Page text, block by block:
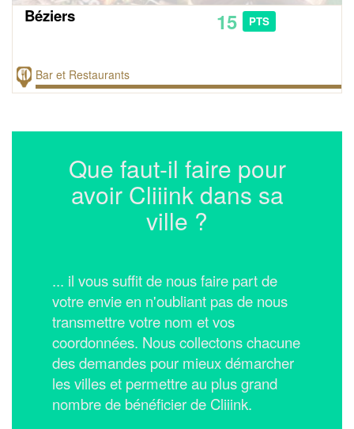
Béziers 15 PTS
Bar et Restaurants
Que faut-il faire pour
avoir Cliiink dans sa
ville ?
... il vous suffit de nous faire part de
votre envie en n'oubliant pas de nous
transmettre votre nom et vos
coordonnées. Nous collectons chacune
des demandes pour mieux démarcher
les villes et permettre au plus grand
nombre de bénéficier de Cliiink.